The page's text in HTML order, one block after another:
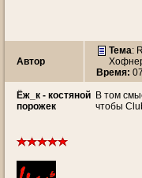
Автор
Тема:
Время:
Ёж_к - костяной
порожек
В том
чтобы